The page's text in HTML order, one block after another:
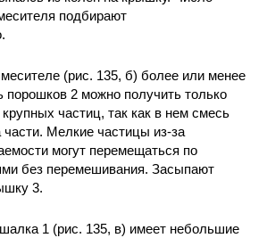
подбирают
(рис. 135, б) более или менее
порошков 2 можно получить только
частиц, так как в нем смесь
части. Мелкие частицы из-за
могут перемещаться по
без перемешивания. Засыпают
3.
1 (рис. 135, в) имеет небольшие